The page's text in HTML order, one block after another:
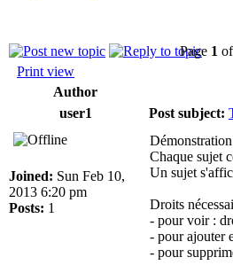
Page 1 of
Print view
Author
user1
Post subject:
Joined: Sun Feb 10,
2013 6:20 pm
Posts: 1
Chaque sujet
Un sujet
Droits
- pour voir :
- pour ajouter
- pour